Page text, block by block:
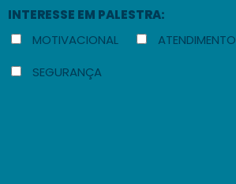
INTERESSE EM PALESTRA:
MOTIVACIONAL
ATENDIMENTO
SEGURANÇA